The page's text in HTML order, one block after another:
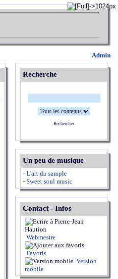
Admin
Recherche
Rechercher
Un peu de musique
- L'art du sample
- Sweet soul music
Contact - Infos
Webmestre
Favoris
Version
mobile